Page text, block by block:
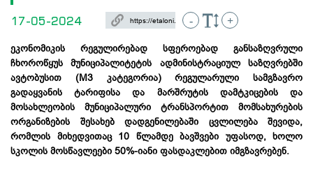
17-05-2024 - +
ეკონომიკის რეგულირებად სფეროებად განსაზღვრული
ჩხოროწყუს მუნიციპალიტეტის ადმინისტრაციულ საზღვრებში
ავტობუსით (M3 კატეგორია) რეგულარული სამგზავრო
გადაყვანის ტარიფისა და მარშრუტის დამტკიცების და
მოსახლეობის მუნიციპალური ტრანსპორტით მომსახურების
ორგანიზების შესახებ დადგენილებაში ცვლილება შევიდა,
რომლის მიხედვითაც10 წლამდე ბავშვები უფასოდ, ხოლო
სკოლის მოსწავლეები 50%-იანი ფასდაკლებით იმგზავრებენ.